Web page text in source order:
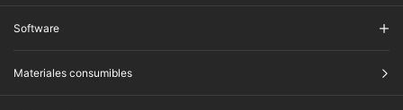
Software
Materiales consumibles